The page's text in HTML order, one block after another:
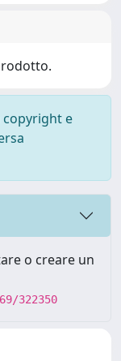
copyright e
o creare un
322350